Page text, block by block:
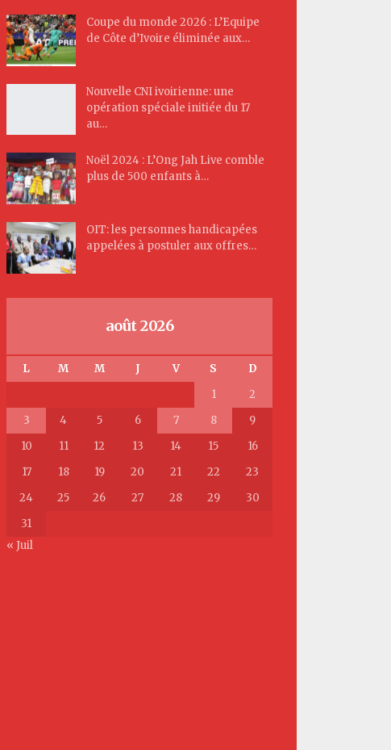
Coupe du monde 2026 : L’Equipe
de Côte d’Ivoire éliminée aux…
Nouvelle CNI ivoirienne: une
opération spéciale initiée du 17
au…
Noël 2024 : L’Ong Jah Live comble
plus de 500 enfants à…
OIT: les personnes handicapées
appelées à postuler aux offres…
août 2026
L M M J V S
D
1
2
3
4 5 6 7 8
9
10
11 12 13 14 15
16
17
18 19 20 21 22
23
24
25 26 27 28 29
30
31
« Juil